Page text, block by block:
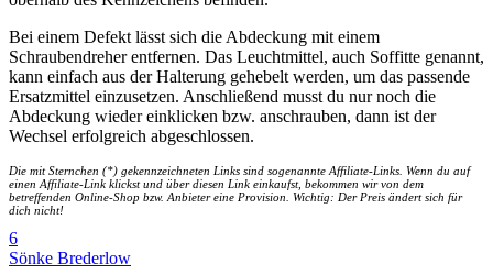
Bei einem Defekt lässt sich die Abdeckung mit einem
Schraubendreher entfernen. Das Leuchtmittel, auch Soffitte genannt,
kann einfach aus der Halterung gehebelt werden, um das passende
Ersatzmittel einzusetzen. Anschließend musst du nur noch die
Abdeckung wieder einklicken bzw. anschrauben, dann ist der
Wechsel erfolgreich abgeschlossen.
Die mit Sternchen (*) gekennzeichneten Links sind sogenannte Affiliate-Links. Wenn du auf
einen Affiliate-Link klickst und über diesen Link einkaufst, bekommen wir von dem
betreffenden Online-Shop bzw. Anbieter eine Provision. Wichtig: Der Preis ändert sich für
dich nicht!
6
Sönke Brederlow